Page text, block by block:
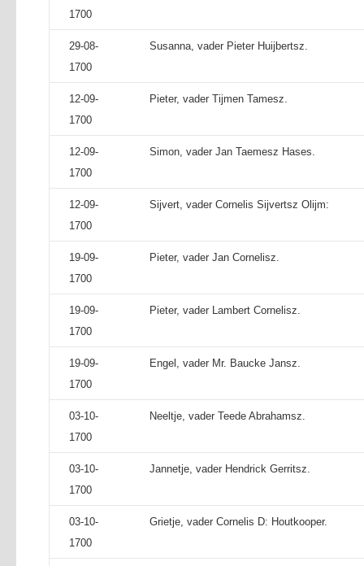
1700
29-08-
1700
Susanna, vader Pieter Huijbertsz.
12-09-
1700
Pieter, vader Tijmen Tamesz.
12-09-
1700
Simon, vader Jan Taemesz Hases.
12-09-
1700
Sijvert, vader Cornelis Sijvertsz Olijm:
19-09-
1700
Pieter, vader Jan Cornelisz.
19-09-
1700
Pieter, vader Lambert Cornelisz.
19-09-
1700
Engel, vader Mr. Baucke Jansz.
03-10-
1700
Neeltje, vader Teede Abrahamsz.
03-10-
1700
Jannetje, vader Hendrick Gerritsz.
03-10-
1700
Grietje, vader Cornelis D: Houtkooper.